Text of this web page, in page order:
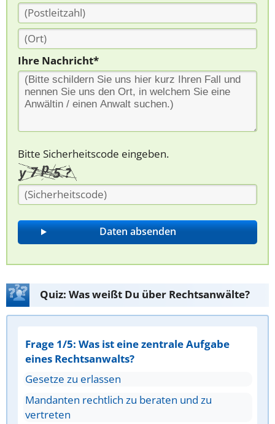
Ihre Nachricht*
Bitte Sicherheitscode eingeben.
Quiz: Was weißt Du über Rechtsanwälte?
Frage 1/5: Was ist eine zentrale Aufgabe
eines Rechtsanwalts?
Gesetze zu erlassen
Mandanten rechtlich zu beraten und zu
vertreten